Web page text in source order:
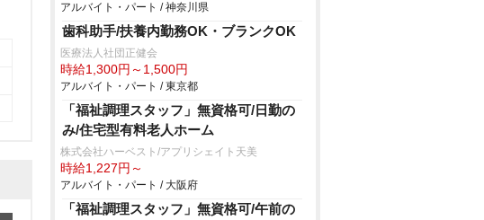
アルバイト・パート / 神奈川県
歯科助手/扶養内勤務OK・ブランクOK
医療法人社団正健会
時給1,300円～1,500円
アルバイト・パート / 東京都
「福祉調理スタッフ」無資格可/日勤の
み/住宅型有料老人ホーム
株式会社ハーベスト/アプリシェイト天美
時給1,227円～
アルバイト・パート / 大阪府
「福祉調理スタッフ」無資格可/午前の